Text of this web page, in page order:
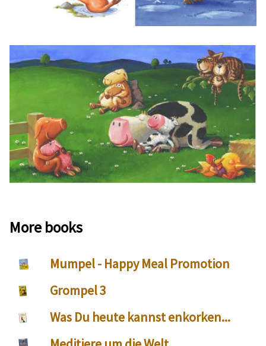
More books
Mumpel - Happy Meal Promotion
Grompel 3
Was Du heute kannst enkorken...